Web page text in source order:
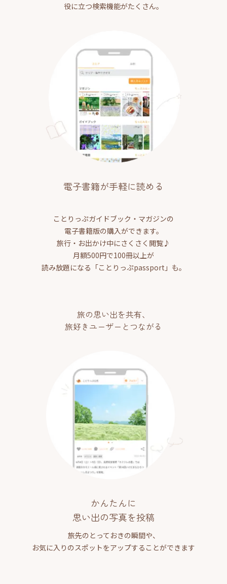
役に立つ検索機能がたくさん。
電子書籍が手軽に読める
ことりっぷガイドブック・マガジンの
電子書籍版の購入ができます。
旅行・お出かけ中にさくさく閲覧♪
月額500円で100冊以上が
読み放題になる「ことりっぷpassport」も。
旅の思い出を共有、
旅好きユーザーとつながる
かんたんに
思い出の写真を投稿
旅先のとっておきの瞬間や、
お気に入りのスポットをアップすることができます